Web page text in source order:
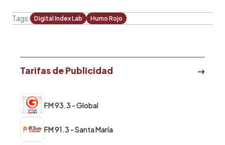
Tags: Digital Index Lab Humo Rojo
Tarifas de Publicidad
FM 93.3 - Global
FM 91.3 - Santa María